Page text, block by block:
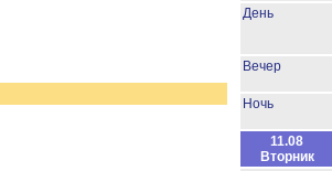
День
Вечер
Ночь
11.08
Вторник